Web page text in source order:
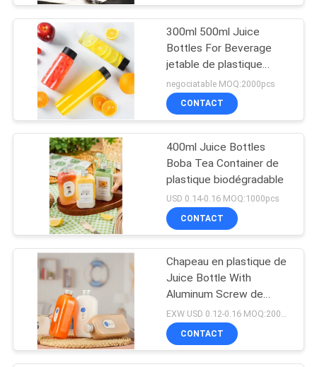
Tasses de thé
jetables de bulle
Étain de cannabis
300ml 500ml Juice
Bottles For Beverage
jetable de plastique
transparent
negociatable MOQ:2000pcs
CONTACT
400ml Juice Bottles
Boba Tea Container de
plastique biodégradable
USD 0.14-0.16 MOQ:1000pcs
CONTACT
Chapeau en plastique de
Juice Bottle With
Aluminum Screw de
boisson d'ANIMAL
FAMILIER d'OEM 550ml
EXW USD 0.12-0.16 MOQ:2000PCS
CONTACT